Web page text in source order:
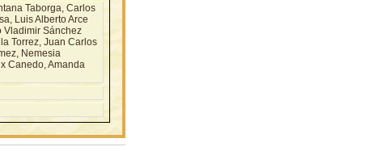
Taborga, Carlos
Luis Alberto Arce
Vladimir Sánchez
Torrez, Juan Carlos
Nemesia
Canedo, Amanda